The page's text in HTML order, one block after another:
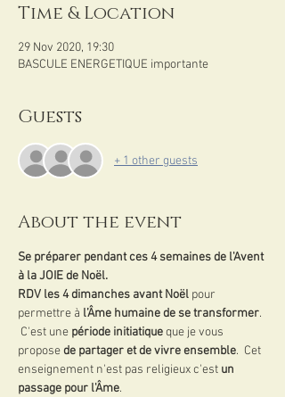
Time & Location
29 Nov 2020, 19:30
BASCULE ENERGETIQUE importante
Guests
+ 1 other guests
About the event
Se préparer pendant ces 4 semaines de l'Avent
à la JOIE de Noël.
RDV les 4 dimanches avant Noël pour
permettre à l’Âme humaine de se transformer.
C'est une période initiatique que je vous
propose de partager et de vivre ensemble.  Cet
enseignement n'est pas religieux c'est un
passage pour l'Âme.